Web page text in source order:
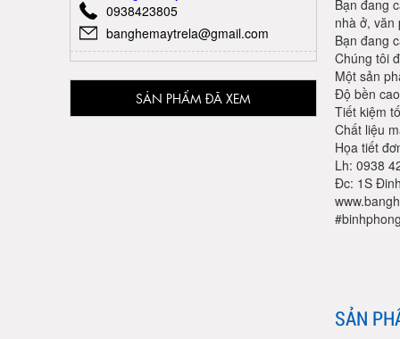
0938423805
banghemaytrela@gmail.com
SẢN PHẨM ĐÃ XEM
Bạn đang
nhà ở, văn
Bạn đang
Chúng tôi
Một sản
Độ bền
Tiết kiệm
Chất liệu
Họa tiết
Lh: 0938
Đc: 1S
SẢN